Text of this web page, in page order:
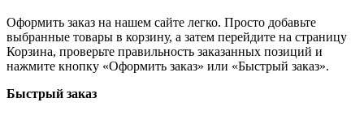
Оформить заказ на нашем сайте легко. Просто добавьте
выбранные товары в корзину, а затем перейдите на страницу
Корзина, проверьте правильность заказанных позиций и
нажмите кнопку «Оформить заказ» или «Быстрый заказ».
Быстрый заказ